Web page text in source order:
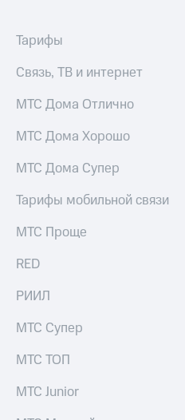
Тарифы
Связь, ТВ и интернет
МТС Дома Отлично
МТС Дома Хорошо
МТС Дома Супер
Тарифы мобильной связи
МТС Проще
RED
РИИЛ
МТС Супер
МТС ТОП
МТС Junior